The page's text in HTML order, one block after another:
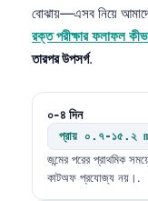
বোঝায়—এসব নিয়ে
রক্ত পরীক্ষার ফলাফল
তারপর উপসর্গ.
০-৪ দিন
প্রায় ০.৭-১৫.২
জন্মের পরের প্রাথমিক
কাটঅফ প্রযোজ্য নয়।.